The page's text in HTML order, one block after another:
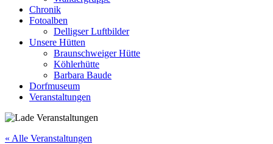
Chronik
Fotoalben
Delligser Luftbilder
Unsere Hütten
Braunschweiger Hütte
Köhlerhütte
Barbara Baude
Dorfmuseum
Veranstaltungen
« Alle Veranstaltungen